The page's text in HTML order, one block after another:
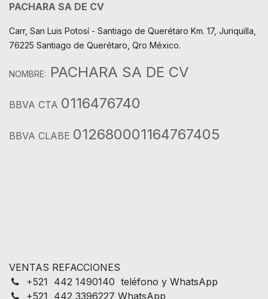
PACHARA SA DE CV
Carr, San Luis Potosí - Santiago de Querétaro Km. 17, Juriquilla,
76225 Santiago de Querétaro, Qro México.
NOMBRE: PACHARA SA DE CV
BBVA CTA 0116476740
BBVA CLABE 012680001164767405
VENTAS REFACCIONES
+521 442 1490140 teléfono y WhatsApp
+521 442 3396227 WhatsApp